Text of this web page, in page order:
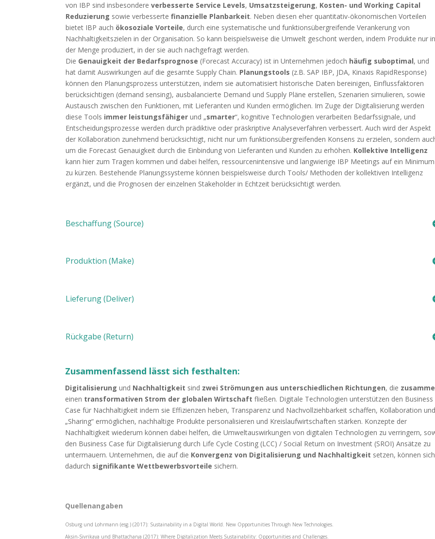
von IBP sind insbesondereverbesserte Service Levels, Umsatzsteigerung, Kosten- und Working Capital
Reduzierung sowie verbessertefinanzielle Planbarkeit. Neben diesen eher quantitativ-ökonomischen Vorteilen
bietet IBP auch ökosoziale Vorteile, durch eine systematische und funktionsübergreifende Verankerung von
Nachhaltigkeitszielen in der Organisation. So kann beispielsweise die Umwelt geschont werden, indem Produkte nur
der Menge produziert, in der sie auch nachgefragt werden.
Die Genauigkeit der Bedarfsprognose (Forecast Accuracy) ist in Unternehmen jedoch häufig suboptimal, und
hat damit Auswirkungen auf die gesamte Supply Chain. Planungstools (z.B. SAP IBP, JDA, Kinaxis RapidResponse)
können den Planungsprozess unterstützen, indem sie automatisiert historische Daten bereinigen, Einflussfaktoren
berücksichtigen (demand sensing), ausbalancierte Demand und Supply Pläne erstellen, Szenarien simulieren, sowie
Austausch zwischen den Funktionen, mit Lieferanten und Kunden ermöglichen. Im Zuge der Digitalisierung werden
diese Tools immer leistungsfähiger und „smarter“, kognitive Technologien verarbeiten Bedarfssignale, und
Entscheidungsprozesse werden durch prädiktive oder präskriptive Analyseverfahren verbessert. Auch wird der Aspekt
der Kollaboration zunehmend berücksichtigt, nicht nur um funktionsübergreifenden Konsens zu erzielen, sondern
um die Forecast Genauigkeit durch die Einbindung von Lieferanten und Kunden zu erhöhen. Kollektive Intelligenz
kann hier zum Tragen kommen und dabei helfen, ressourcenintensive und langwierige IBP Meetings auf ein Minimum
zu kürzen. Bestehende Planungssysteme können beispielsweise durch Tools/ Methoden der kollektiven Intelligenz
ergänzt, und die Prognosen der einzelnen Stakeholder in Echtzeit berücksichtigt werden.
Beschaffung (Source)
Produktion (Make)
Lieferung (Deliver)
Rückgabe (Return)
Zusammenfassend lässt sich festhalten:
Digitalisierung und Nachhaltigkeit sind zwei Strömungen aus unterschiedlichen Richtungen, die
einen transformativen Strom der globalen Wirtschaft fließen. Digitale Technologien unterstützen den Business
Case für Nachhaltigkeit indem sie Effizienzen heben, Transparenz und Nachvollziehbarkeit schaffen, Kollaboration
„Sharing“ ermöglichen, nachhaltige Produkte personalisieren und Kreislaufwirtschaften stärken. Konzepte der
Nachhaltigkeit wiederum können dabei helfen, die Umweltauswirkungen von digitalen Technologien zu verringern,
den Business Case für Digitalisierung durch Life Cycle Costing (LCC) / Social Return on Investment (SROI) Ansätze zu
untermauern. Unternehmen, die auf die Konvergenz von Digitalisierung und Nachhaltigkeit setzen, können sich
dadurch signifikante Wettbewerbsvorteile sichern.
Quellenangaben
Osburg und Lohrmann (esg.) (2017): Sustainability in a Digital World. New Opportunities Through New Technologies.
Aksin-Sivrikaya und Bhattacharya (2017): Where Digitalization Meets Sustainability: Opportunities and Challenges.